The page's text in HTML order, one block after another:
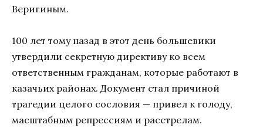
Веригиным.
100 лет тому назад в этот день большевики
утвердили секретную директиву ко всем
ответственным гражданам, которые работают в
казачьих районах. Документ стал причиной
трагедии целого сословия — привел к голоду,
масштабным репрессиям и расстрелам.